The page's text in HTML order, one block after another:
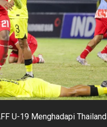
U-19 Menghadapi Thailand